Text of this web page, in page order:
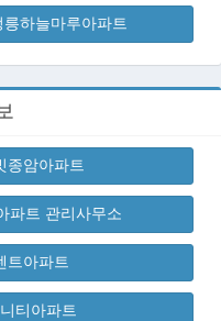
하늘마루아파트
종암아파트
파트 관리사무소
트아파트
티아파트